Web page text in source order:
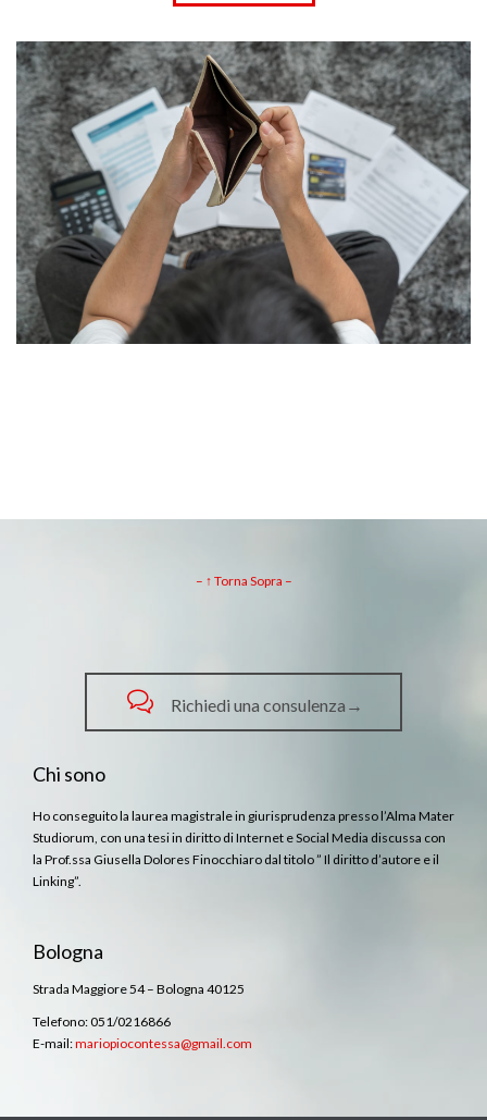
– ↑ Torna Sopra –
 Richiedi una consulenza→
Chi sono
Ho conseguito la laurea magistrale in giurisprudenza presso l’Alma Mater
Studiorum, con una tesi in diritto di Internet e Social Media discussa con
la Prof.ssa Giusella Dolores Finocchiaro dal titolo ” Il diritto d’autore e il
Linking”.
Bologna
Strada Maggiore 54 – Bologna 40125
Telefono: 051/0216866
E-mail:mariopiocontessa@gmail.com